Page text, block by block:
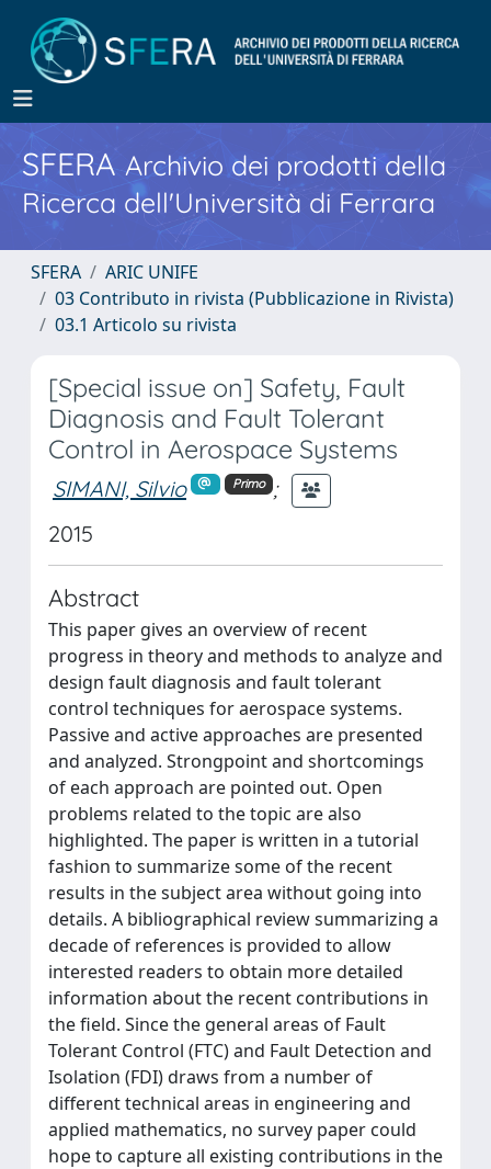
SFERA Archivio dei prodotti della
Ricerca dell'Università di Ferrara
SFERA
ARIC UNIFE
03 Contributo in rivista (Pubblicazione in Rivista)
03.1 Articolo su rivista
[Special issue on] Safety, Fault
Diagnosis and Fault Tolerant
Control in Aerospace Systems
SIMANI, Silvio Primo
;
2015
Abstract
This paper gives an overview of recent
progress in theory and methods to analyze and
design fault diagnosis and fault tolerant
control techniques for aerospace systems.
Passive and active approaches are presented
and analyzed. Strongpoint and shortcomings
of each approach are pointed out. Open
problems related to the topic are also
highlighted. The paper is written in a tutorial
fashion to summarize some of the recent
results in the subject area without going into
details. A bibliographical review summarizing a
decade of references is provided to allow
interested readers to obtain more detailed
information about the recent contributions in
the field. Since the general areas of Fault
Tolerant Control (FTC) and Fault Detection and
Isolation (FDI) draws from a number of
different technical areas in engineering and
applied mathematics, no survey paper could
hope to capture all existing contributions in the